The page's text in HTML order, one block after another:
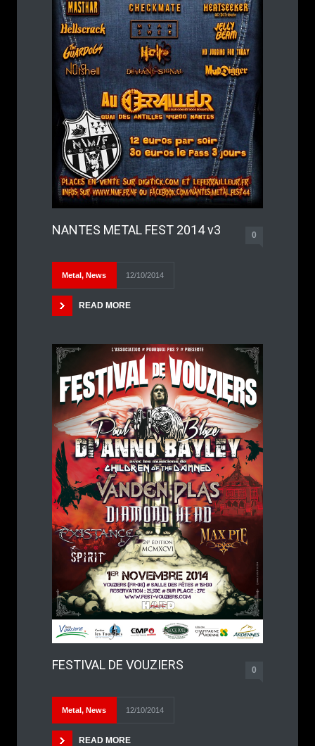
NANTES METAL FEST 2014 v3 0
Metal , News 12/10/2014
READ MORE
FESTIVAL DE VOUZIERS 0
Metal, News 12/10/2014
READ MORE